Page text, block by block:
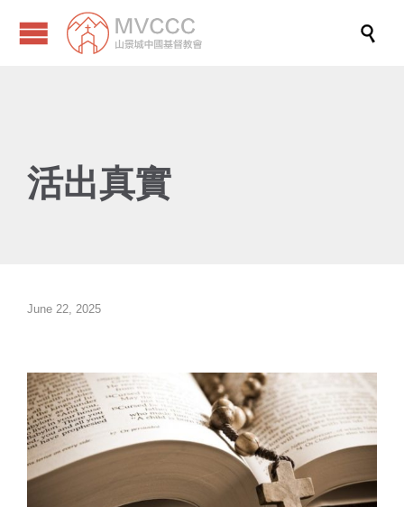

活出真實
June 22, 2025